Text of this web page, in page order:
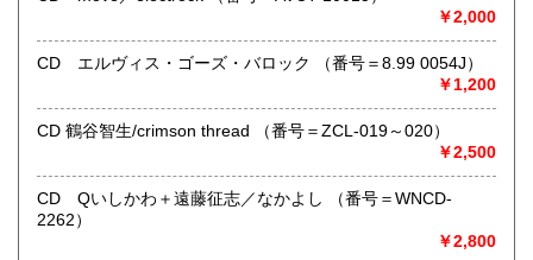
す。 ご容赦下さい。
●当店は古書以外にも様々な商品を取り扱っています。下記
沿線名：東急田園都市線
最寄駅：三軒茶屋駅北出口Aから下北沢方面へ6分 ゴリラビ
ルの向かい 小田急バス太子堂停留所前
営業時間：平日=10:00〜19:00 日曜・祭日=12:00～18:00
定休日：火曜日
￥2,000
CD エルヴィス・ゴーズ・バロック （番号＝8.99 0054J）
￥1,200
CD 鶴谷智生/crimson thread （番号＝ZCL-019～020）
￥2,500
CD Qいしかわ＋遠藤征志／なかよし （番号＝WNCD-
2262）
￥2,800